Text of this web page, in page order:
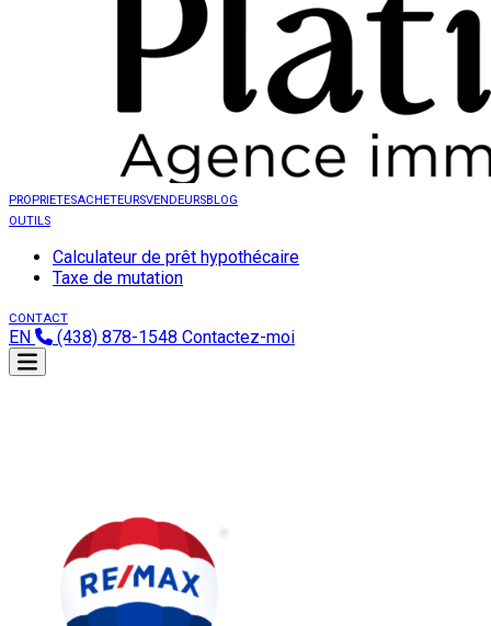
PROPRIETESACHETEURSVENDEURSBLOG
OUTILS
Calculateur de prêt hypothécaire
Taxe de mutation
CONTACT
EN (438) 878-1548 Contactez-moi